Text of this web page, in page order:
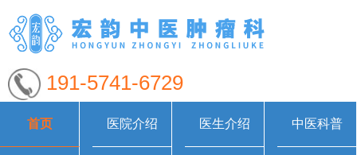
191-5741-6729
首页 医院介绍 医生介绍 中医科普